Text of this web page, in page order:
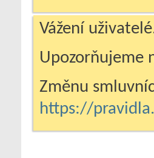
Vážení
Upozorňujeme
Změnu
https://